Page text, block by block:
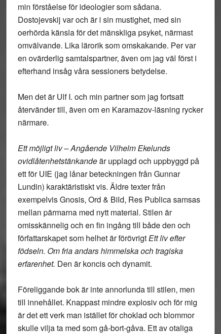
min förståelse för ideologier som sådana.
Dostojevskij var och är i sin mustighet, med sin
oerhörda känsla för det mänskliga psyket, närmast
omvälvande. Lika lärorik som omskakande. Per var
en ovärderlig samtalspartner, även om jag väl först i
efterhand insåg våra sessioners betydelse.
Men det är Ulf I. och min partner som jag fortsatt
återvänder till, även om en Karamazov-läsning rycker
närmare.
Ett möjligt liv – Angående Vilhelm Ekelunds
ovidlåtenhetstänkandeär upplagd och uppbyggd på
ett för UIE (jag lånar beteckningen från Gunnar
Lundin) karaktäristiskt vis. Äldre texter från
exempelvis Gnosis, Ord & Bild, Res Publica samsas
mellan pärmarna med nytt material. Stilen är
omisskännelig och en fin ingång till både den och
författarskapet som helhet är förövrigtEtt liv efter
födseln. Om fria andars himmelska och tragiska
erfarenhet. Den är koncis och dynamit.
Föreliggande bok är inte annorlunda till stilen, men
till innehållet. Knappast mindre explosiv och för mig
är det ett verk man istället för choklad och blommor
skulle vilja ta med som gå-bort-gåva. Ett av otaliga